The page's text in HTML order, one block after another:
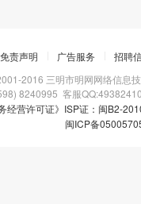
免责声明 广告服务 招聘
2016 三明市明网网络信息
8240995 客服
经营许可证》ISP证：闽B2-
闽ICP备